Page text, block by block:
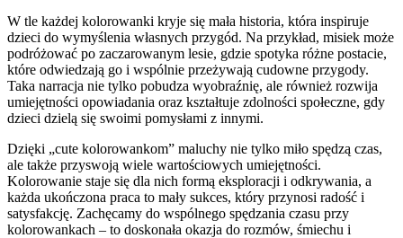
W tle każdej kolorowanki kryje się mała historia, która inspiruje
dzieci do wymyślenia własnych przygód. Na przykład, misiek może
podróżować po zaczarowanym lesie, gdzie spotyka różne postacie,
które odwiedzają go i wspólnie przeżywają cudowne przygody.
Taka narracja nie tylko pobudza wyobraźnię, ale również rozwija
umiejętności opowiadania oraz kształtuje zdolności społeczne, gdy
dzieci dzielą się swoimi pomysłami z innymi.
Dzięki „cute kolorowankom” maluchy nie tylko miło spędzą czas,
ale także przyswoją wiele wartościowych umiejętności.
Kolorowanie staje się dla nich formą eksploracji i odkrywania, a
każda ukończona praca to mały sukces, który przynosi radość i
satysfakcję. Zachęcamy do wspólnego spędzania czasu przy
kolorowankach – to doskonała okazja do rozmów, śmiechu i